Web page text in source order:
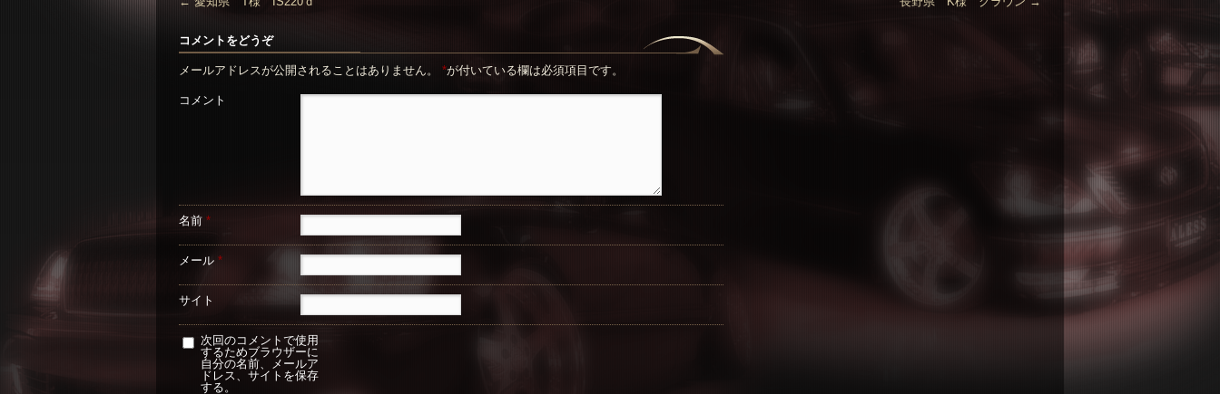
コメントをどうぞ
メールアドレスが公開されることはありません。 *が付いている欄は必須項目です。
コメント
名前 *
メール *
サイト
次回のコメントで使用
するためブラウザーに
自分の名前、メールア
ドレス、サイトを保存
する。